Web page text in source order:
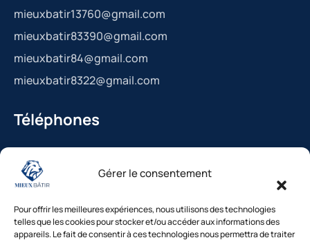
Gérer le consentement
Pour offrir les meilleures expériences, nous utilisons des technologies
telles que les cookies pour stocker et/ou accéder aux informations des
appareils. Le fait de consentir à ces technologies nous permettra de traiter
mieuxbatir13760@gmail.com
mieuxbatir83390@gmail.com
mieuxbatir84@gmail.com
mieuxbatir8322@gmail.com
Téléphones
La Bédoule : 04.42.36.29.99
St-Cannat : 04.42.36.29.99
Cavaillon : 04.84.85.88.94